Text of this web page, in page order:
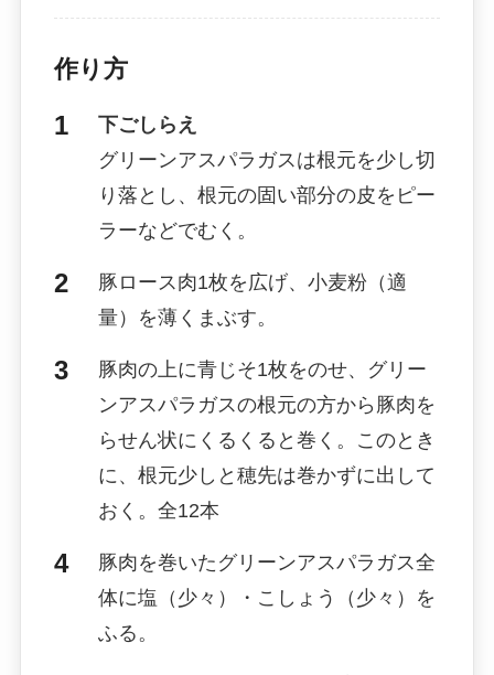
作り方
下ごしらえ
グリーンアスパラガスは根元を少し切
り落とし、根元の固い部分の皮をピー
ラーなどでむく。
豚ロース肉1枚を広げ、小麦粉（適
量）を薄くまぶす。
豚肉の上に青じそ1枚をのせ、グリー
ンアスパラガスの根元の方から豚肉を
らせん状にくるくると巻く。このとき
に、根元少しと穂先は巻かずに出して
おく。全12本
豚肉を巻いたグリーンアスパラガス全
体に塩（少々）・こしょう（少々）を
ふる。